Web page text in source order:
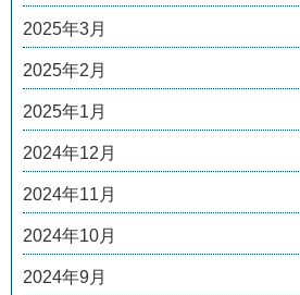
2025年3月
2025年2月
2025年1月
2024年12月
2024年11月
2024年10月
2024年9月